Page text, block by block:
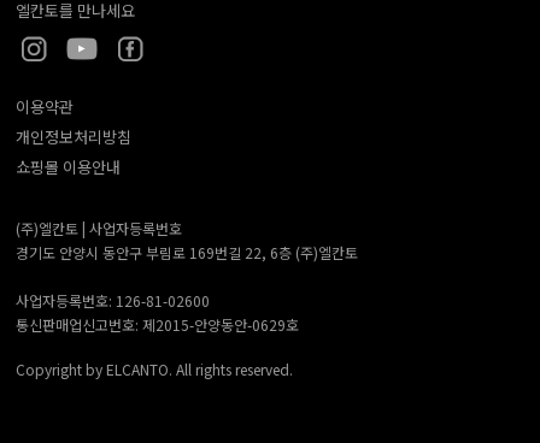
엘칸토를 만나세요
이용약관
개인정보처리방침
쇼핑몰 이용안내
(주)엘칸토 | 사업자등록번호
경기도 안양시 동안구 부림로 169번길 22, 6층 (주)엘칸토
사업자등록번호: 126-81-02600
통신판매업신고번호: 제2015-안양동안-0629호
Copyright by ELCANTO. All rights reserved.